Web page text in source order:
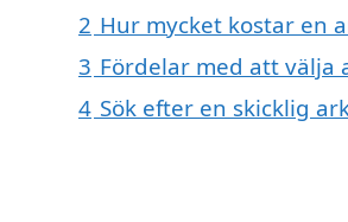
2 Hur mycket kostar en
3 Fördelar med att välja
4 Sök efter en skicklig